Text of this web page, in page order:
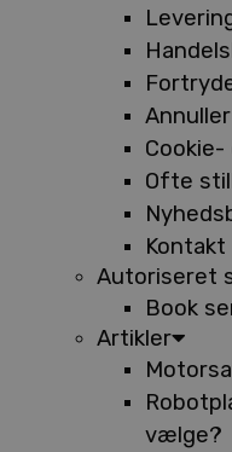
Ofte
Kontakt
Autoriseret
Book
Artikler
vælge?